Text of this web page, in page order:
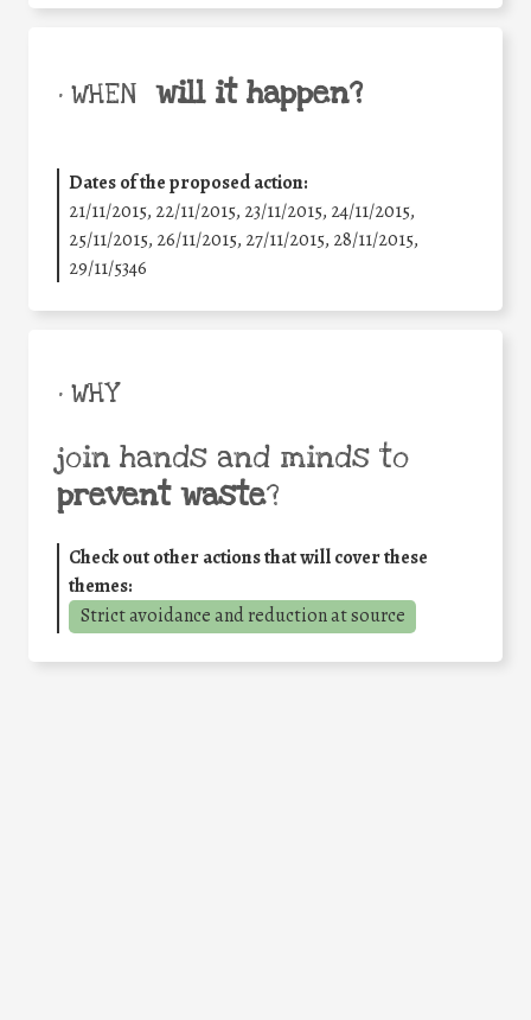
• WHEN will it happen?
Dates of the proposed action:
21/11/2015, 22/11/2015, 23/11/2015, 24/11/2015,
25/11/2015, 26/11/2015, 27/11/2015, 28/11/2015,
29/11/5346
• WHY
join hands and minds to
prevent waste?
Check out other actions that will cover these
themes:
Strict avoidance and reduction at source